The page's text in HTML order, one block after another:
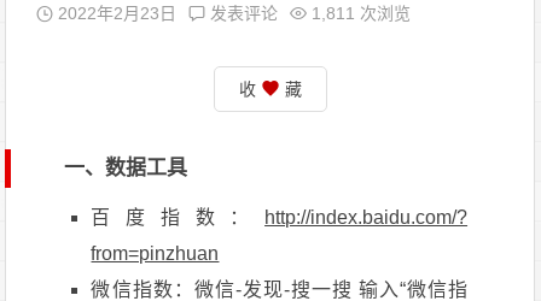
2022年2月23日 发表评论 1,811 次浏览
收 藏
一、数据工具
百度指数：
http://index.baidu.com/?
from=pinzhuan
微信指数：微信-发现-搜一搜 输入“微信指